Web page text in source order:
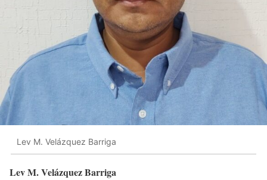
Lev M. Velázquez Barriga
Lev M. Velázquez Barriga